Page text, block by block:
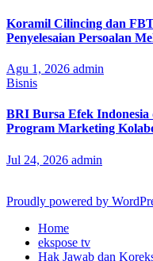
Koramil Cilincing dan
Penyelesaian Persoalan
Agu 1, 2026 admin
Bisnis
BRI Bursa Efek
Program Marketing
Jul 24, 2026 admin
Proudly powered by
Home
ekspose tv
Hak Jawab dan